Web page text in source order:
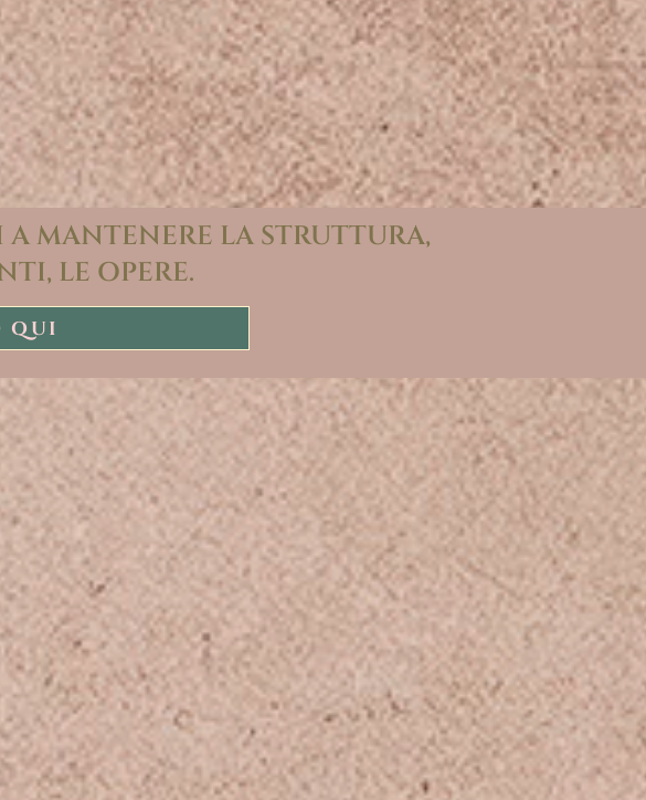
MANTENERE LA STRUTTURA,
LE OPERE.
QUI